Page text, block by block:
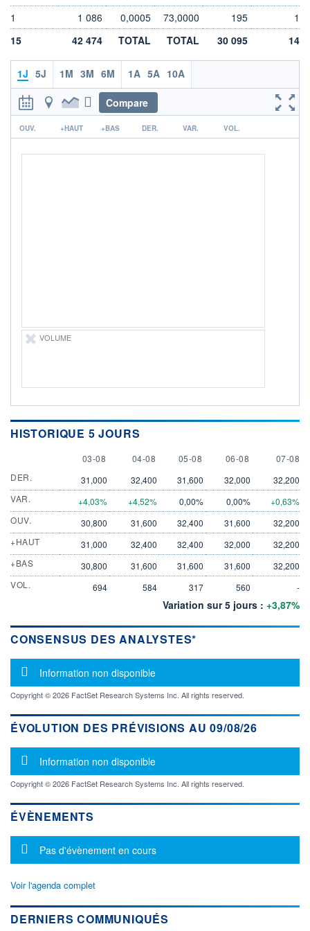
0,00 EUR -
PROCHAIN
DIVIDENDE
ÉLIGIBILITÉ
Non éligible
Boursobank
+ PORTEFEUILLE
1
1 086 0,0005 73,0000 195
1
15
42 474 TOTAL TOTAL 30 095 14
1J 5J 1M 3M 6M 1A 5A 10A
Compare
r
OUV. +HAUT +BAS DER. VAR. VOL.
VOLUME
HISTORIQUE 5 JOURS
3 AUGUST
03-08 4 AUGUST
04-08 5 AUGUST
05-08 6 AUGUST
06-08 7
07-08
DER.
31,000 32,400 31,600 32,000
32,200
VAR.
+4,03% +4,52% 0,00% 0,00%
+0,63%
OUV.
30,800 31,600 32,400 31,600
32,200
+HAUT
31,000 32,400 32,400 32,000
32,200
+BAS
30,800 31,600 31,600 31,600
32,200
VOL.
694 584 317 560 -
Variation sur 5 jours : +3,87%
CONSENSUS DES ANALYSTES*
Message d'information
Information non disponible
Copyright © 2026 FactSet Research Systems Inc. All rights reserved.
ÉVOLUTION DES PRÉVISIONS AU 09/08/26
Message d'information
Information non disponible
Copyright © 2026 FactSet Research Systems Inc. All rights reserved.
ÉVÈNEMENTS
Message d'information
Pas d'évènement en cours
Voir l'agenda complet
DERNIERS COMMUNIQUÉS